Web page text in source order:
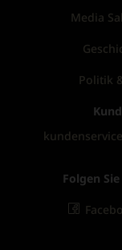
Media
Politik
Folgen